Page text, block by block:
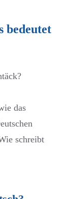
bedeutet
das
schreibt